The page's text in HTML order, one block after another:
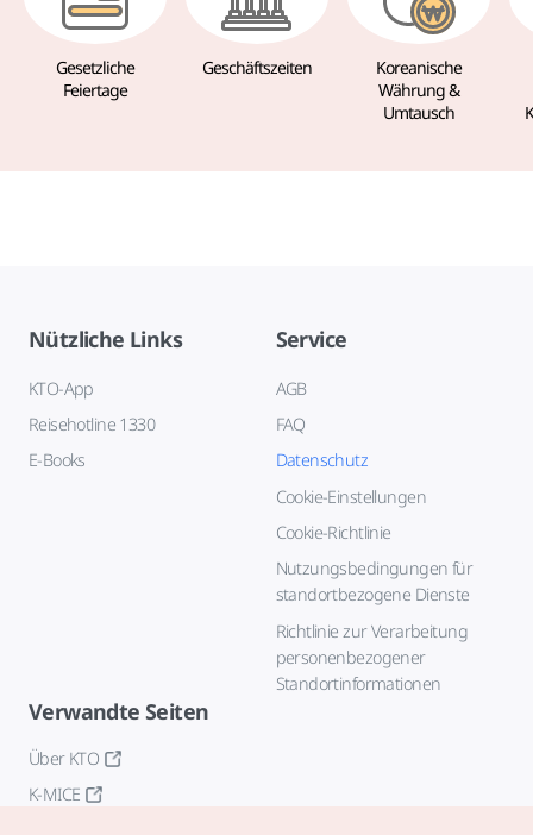
Gesetzliche
Feiertage
Geschäftszeiten
Koreanische
Währung &
Umtausch
Nützliche Links
KTO-App
Reisehotline 1330
E-Books
Service
AGB
FAQ
Datenschutz
Cookie-Einstellungen
Cookie-Richtlinie
Nutzungsbedingungen für
standortbezogene Dienste
Richtlinie zur Verarbeitung
personenbezogener
Standortinformationen
Verwandte Seiten
Über KTO
K-MICE